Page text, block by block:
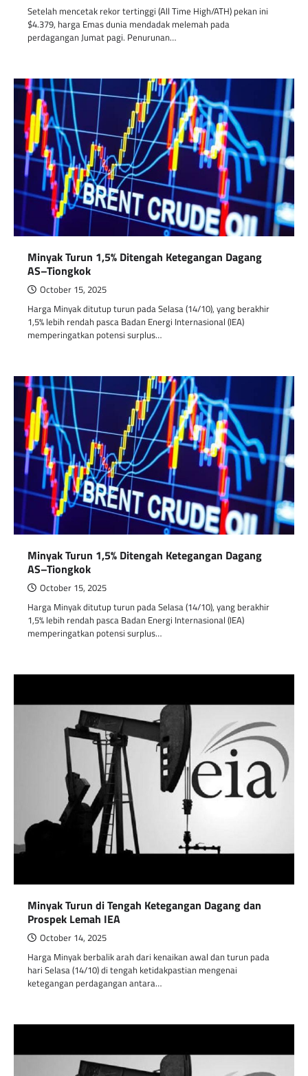
Setelah mencetak rekor tertinggi (All Time High/ATH) pekan ini
$4.379, harga Emas dunia mendadak melemah pada
perdagangan Jumat pagi. Penurunan…
Minyak Turun 1,5% Ditengah Ketegangan Dagang
AS–Tiongkok
October 15, 2025
Harga Minyak ditutup turun pada Selasa (14/10), yang berakhir
1,5% lebih rendah pasca Badan Energi Internasional (IEA)
memperingatkan potensi surplus…
Minyak Turun 1,5% Ditengah Ketegangan Dagang
AS–Tiongkok
October 15, 2025
Harga Minyak ditutup turun pada Selasa (14/10), yang berakhir
1,5% lebih rendah pasca Badan Energi Internasional (IEA)
memperingatkan potensi surplus…
Minyak Turun di Tengah Ketegangan Dagang dan
Prospek Lemah IEA
October 14, 2025
Harga Minyak berbalik arah dari kenaikan awal dan turun pada
hari Selasa (14/10) di tengah ketidakpastian mengenai
ketegangan perdagangan antara…